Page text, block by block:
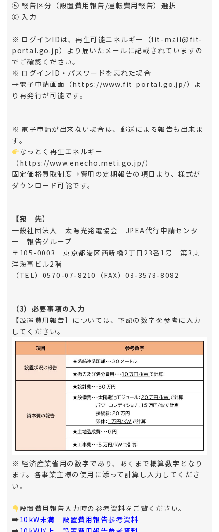
⑤ 報告区分（設置費用報告/運転費用報告）選択
⑥ 入力
※ ログインIDは、再生可能エネルギー（fit-mail@fit-
portal.go.jp）より届いたメールに記載されていますの
でご確認ください。
※ ログインID・パスワードを忘れた場合
→電子申請画面（https://www.fit-portal.go.jp/）よ
り再発行が可能です。
※ 電子申請が出来ない場合は、郵送による報告も出来ま
す。
なっとく再生エネルギー
（https://www.enecho.meti.go.jp/）
固定価格買取制度→費用の定期報告の項目より、様式が
ダウンロード可能です。
【宛 先】
一般社団法人 太陽光発電協会 JPEA代行申請センタ
ー 報告グループ
〒105-0003 東京都港区西新橋2丁目23番1号 第3東
洋海事ビル2階
（TEL）0570-07-8210（FAX）03-3578-8082
（3）必要事項の入力
【設置費用報告】については、下記の数字を参考に入力
してください。
※ 経済産業省用の数字であり、あくまで概算数字となり
ます。各事業主様の使用に添って計算し入力してくださ
い。
設置費用報告入力時の参考資料をご覧ください。
➡10kW未満 設置費用報告参考資料